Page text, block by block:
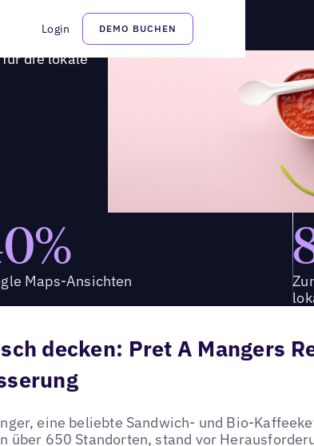
Login DEMO BUCHEN
die lokale
Maps-Ansichten
decken: Pret A Mangers
eine beliebte Sandwich- und Bio-
über 650 Standorten, stand vor